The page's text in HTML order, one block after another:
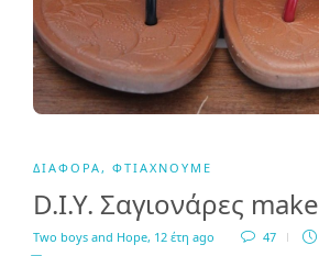
ΔΙΆΦΟΡΑ , ΦΤΙΆΧΝΟΥΜΕ
D.I.Y. Σαγιονάρες
Two boys and Hope, 12 έτη ago 47